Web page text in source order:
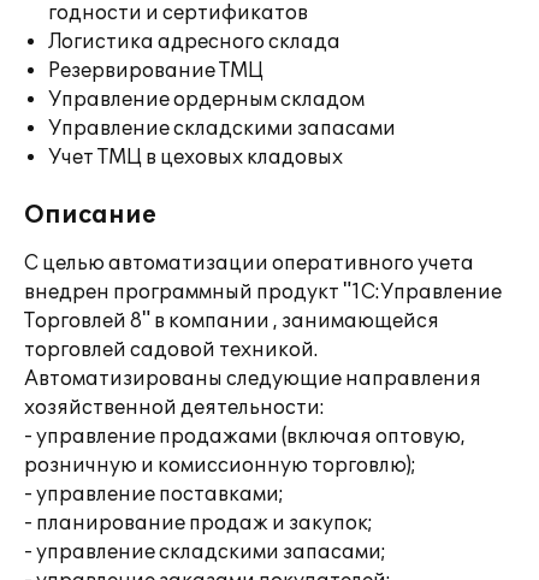
годности и сертификатов
Логистика адресного склада
Резервирование ТМЦ
Управление ордерным складом
Управление складскими запасами
Учет ТМЦ в цеховых кладовых
Описание
С целью автоматизации оперативного учета
внедрен программный продукт "1С:Управление
Торговлей 8" в компании , занимающейся
торговлей садовой техникой.
Автоматизированы следующие направления
хозяйственной деятельности:
- управление продажами (включая оптовую,
розничную и комиссионную торговлю);
- управление поставками;
- планирование продаж и закупок;
- управление складскими запасами;